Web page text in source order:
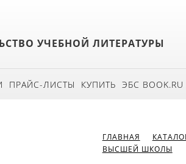
УЧЕБНОЙ ЛИТЕРАТУРЫ
ПРАЙС-ЛИСТЫ КУПИТЬ ЭБС BOOK.RU
ГЛАВНАЯ
ВЫСШЕЙ ШКОЛЫ